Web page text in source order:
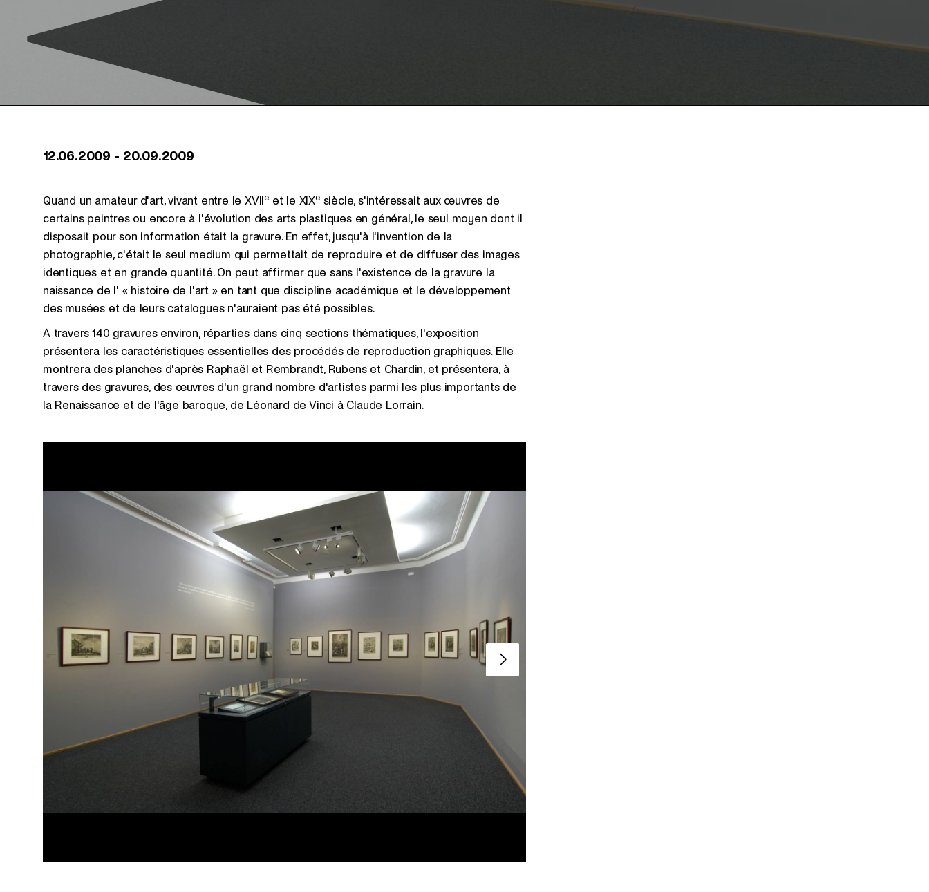
12.06.2009 - 20.09.2009
Quand un amateur d'art, vivant entre le XVIIe et le XIXesiècle, s'intéressait aux œuvres de
certains peintres ou encore à l'évolution des arts plastiques en général, le seul moyen dont il
disposait pour son information était la gravure. En effet, jusqu'à l'invention de la
photographie, c'était le seul medium qui permettait de reproduire et de diffuser des images
identiques et en grande quantité. On peut affirmer que sans l'existence de la gravure la
naissance de l' « histoire de l'art » en tant que discipline académique et le développement
des musées et de leurs catalogues n'auraient pas été possibles.
À travers 140 gravures environ, réparties dans cinq sections thématiques, l'exposition
présentera les caractéristiques essentielles des procédés de reproduction graphiques. Elle
montrera des planches d'après Raphaël et Rembrandt, Rubens et Chardin, et présentera, à
travers des gravures, des œuvres d'un grand nombre d'artistes parmi les plus importants de
la Renaissance et de l'âge baroque, de Léonard de Vinci à Claude Lorrain.
Slide suivant